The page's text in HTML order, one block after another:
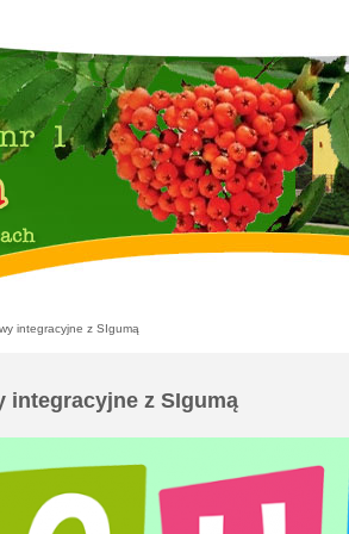
integracyjne z SIgumą
integracyjne z SIgumą